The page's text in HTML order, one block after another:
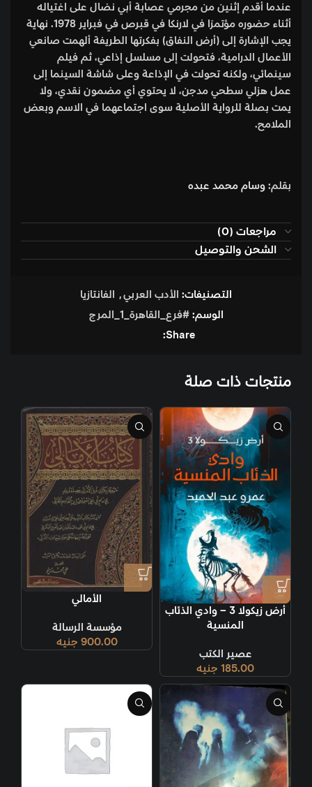
عندما أقدم إثنين من مجرمي عصابة أبي نضال على اغتياله
أثناء حضوره مؤتمرًا في لارنكا في قبرص في فبراير 1978. نهاية
يجب الإشارة إلى (أرض النفاق) بفكرتها الطريفة ألهمت صانعي
الأعمال الدرامية، فتحولت إلى مسلسل إذاعي، ثم فيلم
سينمائي، ولكنه تحولت في الإذاعة وعلى شاشة السينما إلى
عمل هزلي سطحي مدجن، لا يحتوي أي مضمون نقدي، ولا
يمت بصلة للرواية الأصلية سوى اجتماعهما في الاسم وبعض
الملامح.
بقلم: وسام محمد عبده
مراجعات (0)
الشحن والتوصيل
التصنيفات: الأدب العربي, الفانتازيا
الوسم: #فرع_القاهرة_1_المرج
Share:
منتجات ذات صلة
أرض زيكولا 3 – وادي الذئاب
المنسية
عصير الكتب
185.00 جنيه
الأمالي
مؤسسة الرسالة
900.00 جنيه